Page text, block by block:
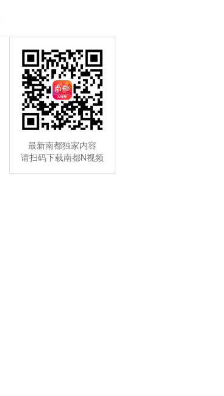
最新南都独家内容
请扫码下载南都N视频